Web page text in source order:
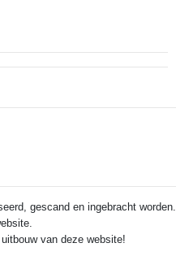
gescand en ingebracht worden.
van deze website!